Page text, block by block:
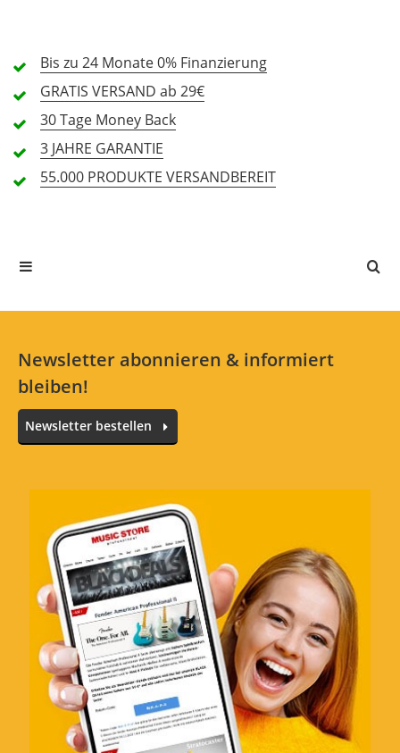
Alle Sprachen
In deiner Sprache gibt es noch keine Textbewertungen.
Bis zu 24 Monate0% Finanzierung
GRATIS VERSAND ab 29€
30 Tage Money Back
3 JAHRE GARANTIE
55.000 PRODUKTE VERSANDBEREIT
Newsletter abonnieren & informiert
bleiben!
Newsletter bestellen